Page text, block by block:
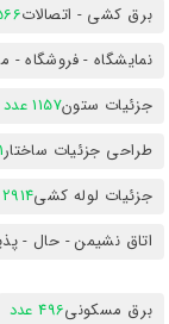
برق کشی - اتصالات566 عدد
نمایشگاه - فروشگاه -
جزئیات ستون1157 عدد
طراحی جزئیات ساختار
جزئیات لوله کشی2914 عدد
اتاق نشیمن - حال -
برق مسکونی496 عدد